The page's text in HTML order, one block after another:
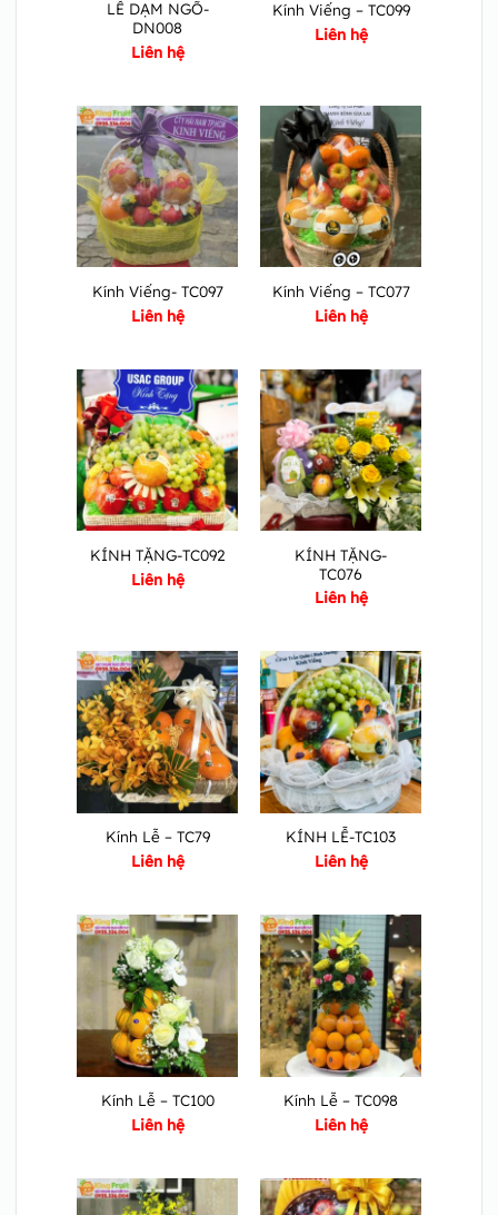
LỄ DẠM NGÕ-
DN008
Liên hệ
Kính Viếng – TC099
Liên hệ
Kính Viếng- TC097
Liên hệ
Kính Viếng – TC077
Liên hệ
KÍNH TẶNG-TC092
Liên hệ
KÍNH TẶNG-
TC076
Liên hệ
Kính Lễ – TC79
Liên hệ
KÍNH LỄ-TC103
Liên hệ
Kính Lễ – TC100
Liên hệ
Kính Lễ – TC098
Liên hệ